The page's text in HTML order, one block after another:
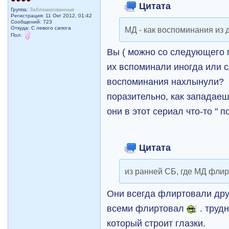
Группа:Заблокированные
Регистрация: 11 Окт 2012, 01:42
Сообщений: 723
Откуда: С левого сапога
Пол:
Цитата
МД - как воспоминания из
Вы ( можно со следующего
их вспоминали иногда или
воспоминания нахлынули?
поразительно, как
они в этот сериал что-то "
Цитата
из ранней СБ, где МД
Они всегда флиртовали
всеми флиртовал
.
который строит глазки.